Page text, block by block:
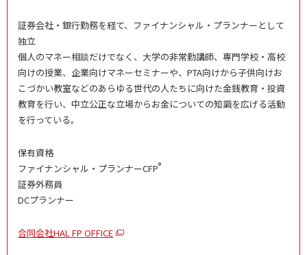
証券会社・銀行勤務を経て、ファイナンシャル・プランナーとして
独立
個人のマネー相談だけでなく、大学の非常勤講師、専門学校・高校
向けの授業、企業向けマネーセミナーや、PTA向けから子供向けお
こづかい教室などのあらゆる世代の人たちに向けた金銭教育・投資
教育を行い、中立公正な立場からお金についての知識を広げる活動
を行っている。
保有資格
ファイナンシャル・プランナーCFP®
証券外務員
DCプランナー
合同会社HAL FP OFFICE